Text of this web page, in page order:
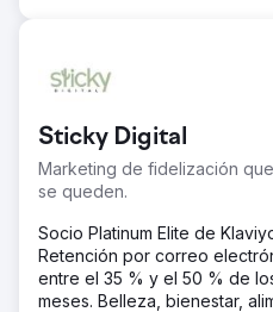
Sticky Digital
Marketing de fidelización
se queden.
Socio Platinum Elite de
Retención por correo
entre el 35 % y el 50 % de
meses. Belleza, bienestar,